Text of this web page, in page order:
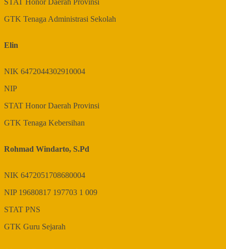
STAT Honor Daerah Provinsi
GTK Tenaga Administrasi Sekolah
Elin
NIK 6472044302910004
NIP
STAT Honor Daerah Provinsi
GTK Tenaga Kebersihan
Rohmad Windarto, S.Pd
NIK 6472051708680004
NIP 19680817 197703 1 009
STAT PNS
GTK Guru Sejarah